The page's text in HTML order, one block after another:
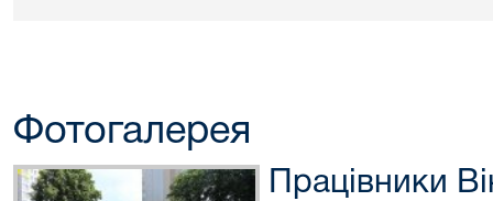
Фотогалерея
Працівники